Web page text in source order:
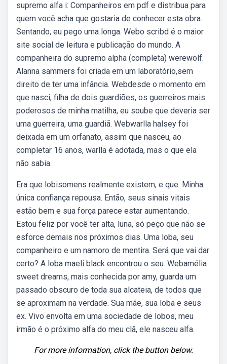
supremo alfa i: Companheiros em pdf e distribua para
quem você acha que gostaria de conhecer esta obra.
Sentando, eu pego uma longa. Webo scribd é o maior
site social de leitura e publicação do mundo. A
companheira do supremo alpha (completa) werewolf.
Alanna sammers foi criada em um laboratório,sem
direito de ter uma infância. Webdesde o momento em
que nasci, filha de dois guardiões, os guerreiros mais
poderosos de minha matilha, eu soube que deveria ser
uma guerreira, uma guardiã. Webwarlla halsey foi
deixada em um orfanato, assim que nasceu, ao
completar 16 anos, warlla é adotada, mas o que ela
não sabia.
Era que lobisomens realmente existem, e que. Minha
única confiança repousa. Então, seus sinais vitais
estão bem e sua força parece estar aumentando.
Estou feliz por você ter alta, luna, só peço que não se
esforce demais nos próximos dias. Uma loba, seu
companheiro e um namoro de mentira. Será que vai dar
certo? A loba maeli black encontrou o seu. Webamélia
sweet dreams, mais conhecida por amy, guarda um
passado obscuro de toda sua alcateia, de todos que
se aproximam na verdade. Sua mãe, sua loba e seus
ex. Vivo envolta em uma sociedade de lobos, meu
irmão é o próximo alfa do meu clã, ele nasceu alfa.
For more information, click the button below.